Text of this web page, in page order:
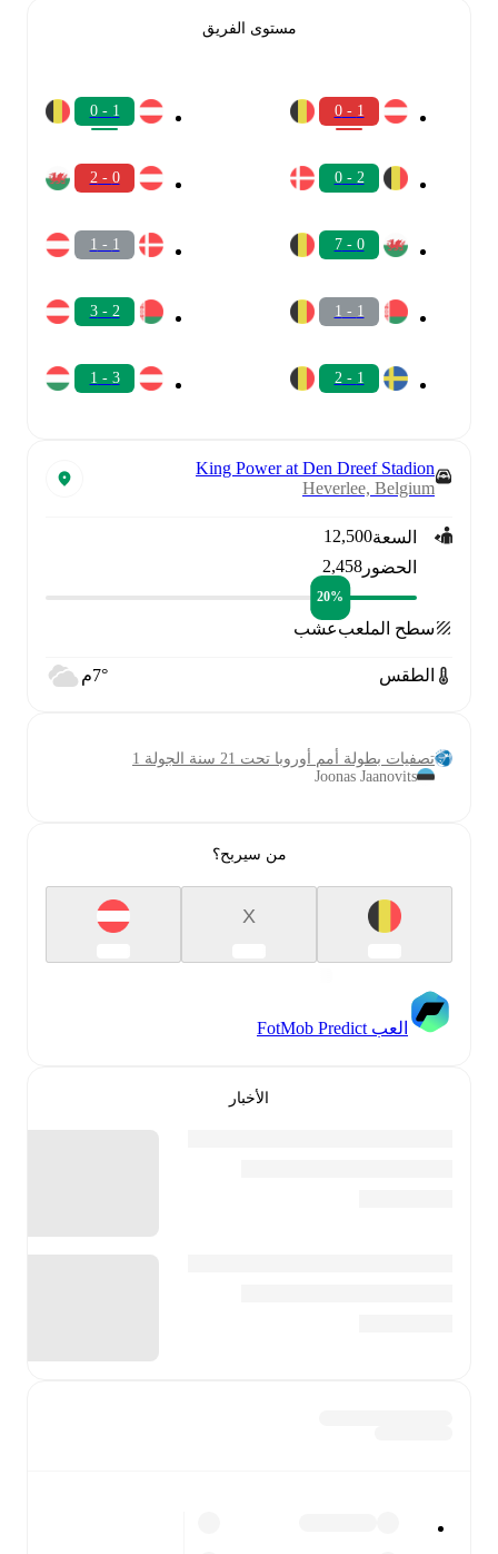
مستوى الفريق
1 - 0
2 - 0
0 - 7
1 - 1
1 - 2
1 - 0
0 - 2
1 - 1
2 - 3
3 - 1
King Power at Den Dreef Stadion
Heverlee, Belgium
السعة12,500
الحضور2,458
20‎%‎
سطح الملعبعشب
الطقس
تصفيات بطولة أمم أوروبا تحت 21 سنة الجولة 1
Joonas Jaanovits
من سيربح؟
العب FotMob Predict
الأخبار